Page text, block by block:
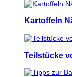
Kartoffeln
Teilstücke